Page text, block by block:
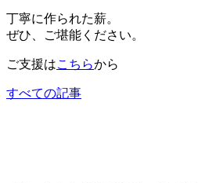
丁寧に作られた薪。
ぜひ、ご堪能ください。
ご支援はこちらから
すべての記事